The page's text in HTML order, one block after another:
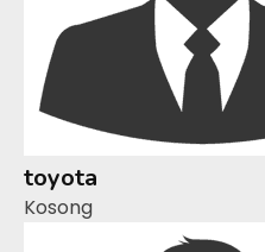
toyota
Kosong